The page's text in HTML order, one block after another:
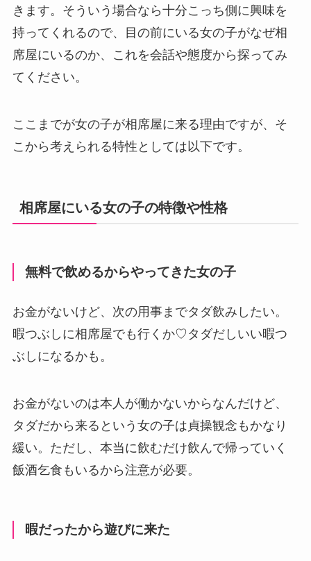
きます。そういう場合なら十分こっち側に興味を
持ってくれるので、目の前にいる女の子がなぜ相
席屋にいるのか、これを会話や態度から探ってみ
てください。
ここまでが女の子が相席屋に来る理由ですが、そ
こから考えられる特性としては以下です。
相席屋にいる女の子の特徴や性格
無料で飲めるからやってきた女の子
お金がないけど、次の用事までタダ飲みしたい。
暇つぶしに相席屋でも行くか♡タダだしいい暇つ
ぶしになるかも。
お金がないのは本人が働かないからなんだけど、
タダだから来るという女の子は貞操観念もかなり
緩い。ただし、本当に飲むだけ飲んで帰っていく
飯酒乞食もいるから注意が必要。
暇だったから遊びに来た